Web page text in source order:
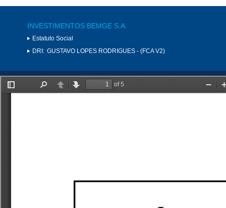
INVESTIMENTOS BEMGE S.A.
Estatuto Social
DRI: GUSTAVO LOPES RODRIGUES - (FCA V2)